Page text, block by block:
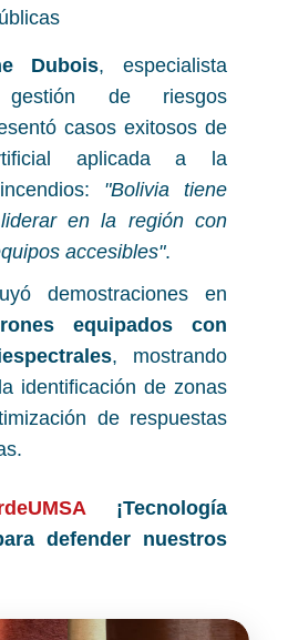
Dubois, especialista
de riesgos
casos exitosos de
aplicada a la
"Bolivia tiene
en la región con
accesibles".
demostraciones en
equipados con
, mostrando
identificación de zonas
de respuestas
¡Tecnología
defender nuestros